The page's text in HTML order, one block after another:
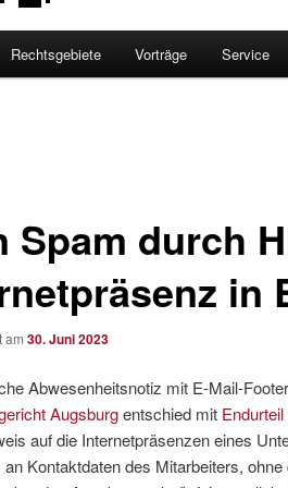
Rechtsgebiete Vorträge Service
Spam durch
in
am 30. Juni 2023
Abwesenheitsnotiz mit E-Mail-
Augsburgentschied mit
auf die Internetpräsenzen eines
Kontaktdaten des Mitarbeiters,